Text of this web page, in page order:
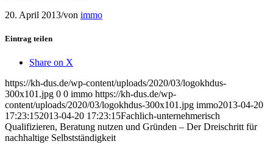
20. April 2013/von immo
Eintrag teilen
Share on X
https://kh-dus.de/wp-content/uploads/2020/03/logokhdus-
300x101.jpg 0 0 immo https://kh-dus.de/wp-
content/uploads/2020/03/logokhdus-300x101.jpg immo2013-04-20
17:23:152013-04-20 17:23:15Fachlich-unternehmerisch
Qualifizieren, Beratung nutzen und Gründen – Der Dreischritt für
nachhaltige Selbstständigkeit